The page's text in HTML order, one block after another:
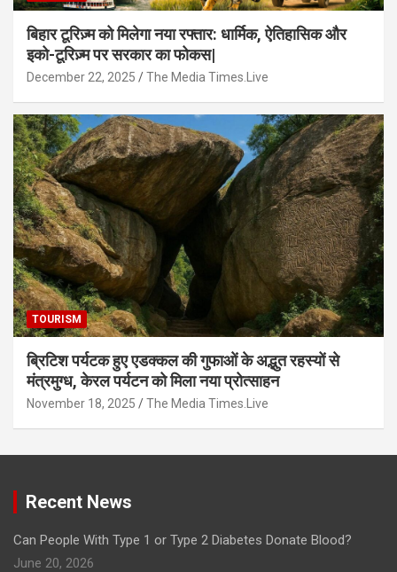
बिहार टूरिज़्म को मिलेगा नया रफ्तार: धार्मिक, ऐतिहासिक और
इको-टूरिज़्म पर सरकार का फोकस|
December 22, 2025 The Media Times.Live
TOURISM
ब्रिटिश पर्यटक हुए एडक्कल की गुफाओं के अद्भुत रहस्यों से
मंत्रमुग्ध, केरल पर्यटन को मिला नया प्रोत्साहन
November 18, 2025 The Media Times.Live
Recent News
Can People With Type 1 or Type 2 Diabetes Donate Blood?
June 20, 2026